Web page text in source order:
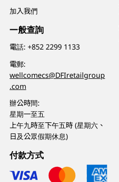
加入我們
一般查詢
電話:+852 2299 1133
電郵:
wellcomecs@DFIretailgroup
.com
辦公時間:
星期一至五
上午九時至下午五時 (星期六、
日及公眾假期休息)
付款方式